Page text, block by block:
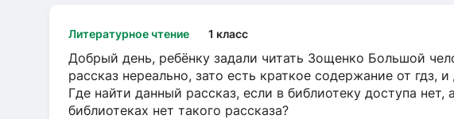
Литературное чтение 1 класс
Добрый день, ребёнку задали читать Зощенко Большой
рассказ нереально, зато есть краткое содержание от гдз,
Где найти данный рассказ, если в библиотеку доступа нет,
библиотеках нет такого рассказа?